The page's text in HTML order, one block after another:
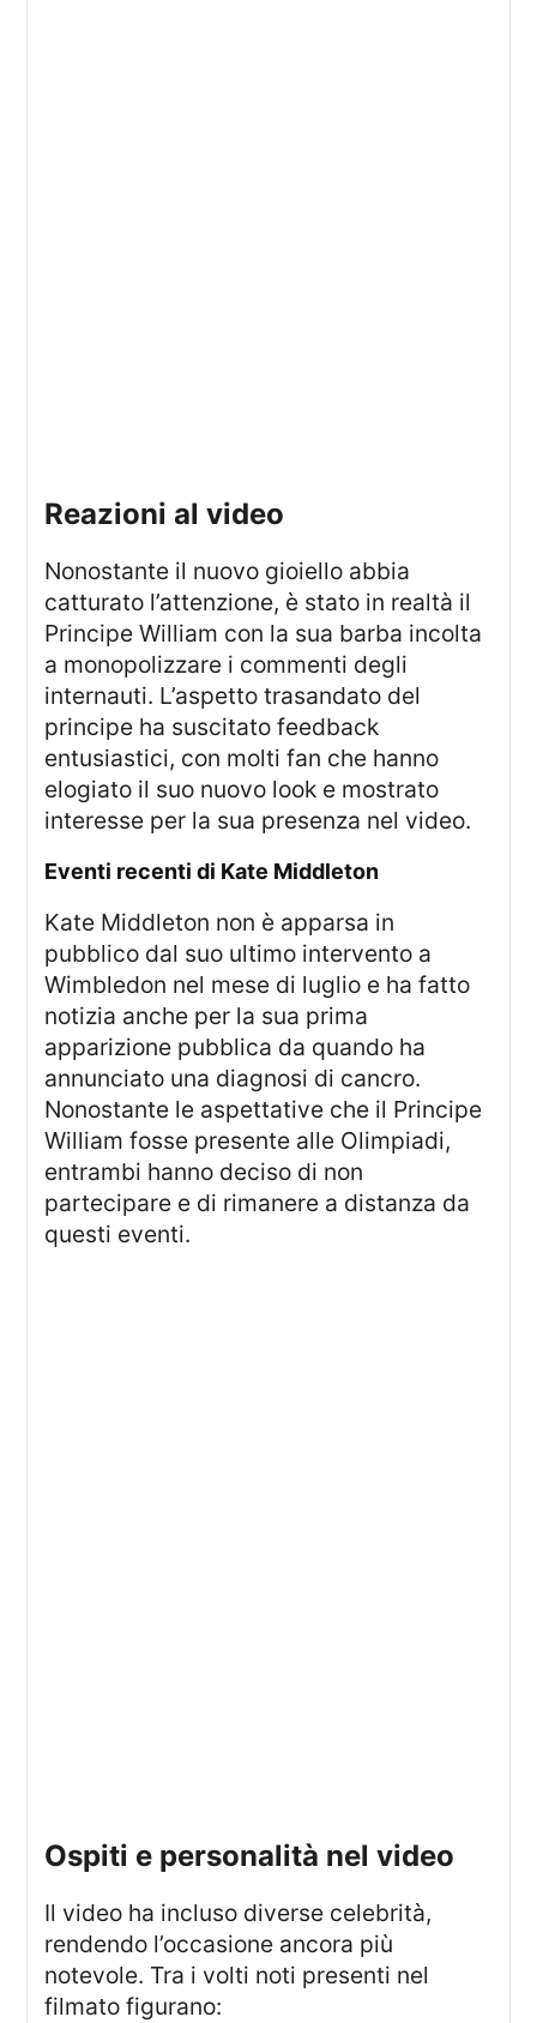
Reazioni al video
Nonostante il nuovo gioiello abbia
catturato l’attenzione, è stato in realtà il
Principe William con la sua barba incolta
a monopolizzare i commenti degli
internauti. L’aspetto trasandato del
principe ha suscitato feedback
entusiastici, con molti fan che hanno
elogiato il suo nuovo look e mostrato
interesse per la sua presenza nel video.
Eventi recenti di Kate Middleton
Kate Middleton non è apparsa in
pubblico dal suo ultimo intervento a
Wimbledon nel mese di luglio e ha fatto
notizia anche per la sua prima
apparizione pubblica da quando ha
annunciato una diagnosi di cancro.
Nonostante le aspettative che il Principe
William fosse presente alle Olimpiadi,
entrambi hanno deciso di non
partecipare e di rimanere a distanza da
questi eventi.
Ospiti e personalità nel video
Il video ha incluso diverse celebrità,
rendendo l’occasione ancora più
notevole. Tra i volti noti presenti nel
filmato figurano: